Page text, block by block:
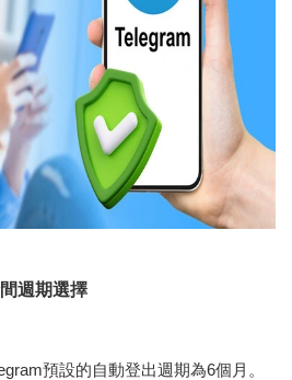
週期選擇
預設的自動登出週期為6個月。